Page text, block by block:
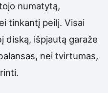
numatytą,
tinkantį peilį. Visai
išpjautą garaže
nei tvirtumas,